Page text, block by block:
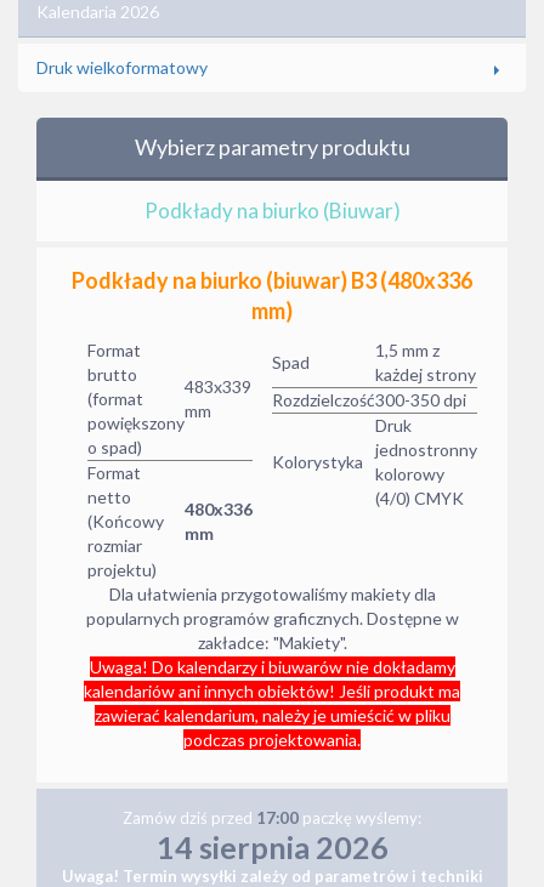
Kalendaria 2026
Druk wielkoformatowy
Wybierz parametry produktu
Podkłady na biurko (Biuwar)
Podkłady na biurko (biuwar) B3 (480x336
mm)
Format
brutto
(format
powiększony
o spad)
483x339
mm
Format
netto
(Końcowy
rozmiar
projektu)
480x336
mm
Spad
1,5 mm z
każdej strony
Rozdzielczość300-350 dpi
Kolorystyka
Druk
jednostronny
kolorowy
(4/0) CMYK
Dla ułatwienia przygotowaliśmy makiety dla
popularnych programów graficznych. Dostępne w
zakładce: "Makiety".
Uwaga! Do kalendarzy i biuwarów nie dokładamy
kalendariów ani innych obiektów! Jeśli produkt ma
zawierać kalendarium, należy je umieścić w pliku
podczas projektowania.
Zamów dziś przed 17:00 paczkę wyślemy:
14 sierpnia 2026
Uwaga! Termin wysyłki zależy od parametrów i techniki